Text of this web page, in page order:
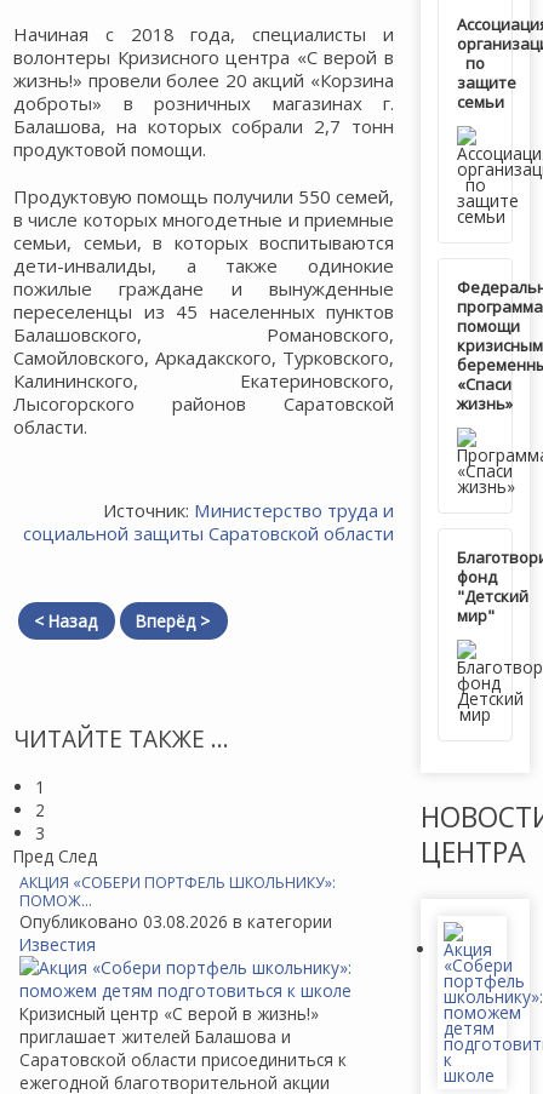
Начиная с 2018 года, специалисты и
волонтеры Кризисного центра «С верой в
жизнь!» провели более 20 акций «Корзина
доброты» в розничных магазинах г.
Балашова, на которых собрали 2,7 тонн
продуктовой помощи.
Продуктовую помощь получили 550 семей,
в числе которых многодетные и приемные
семьи, семьи, в которых воспитываются
дети-инвалиды, а также одинокие
пожилые граждане и вынужденные
переселенцы из 45 населенных пунктов
Балашовского, Романовского,
Самойловского, Аркадакского, Турковского,
Калининского, Екатериновского,
Лысогорского районов Саратовской
области.
Источник: Министерство труда и
социальной защиты Саратовской области
< Назад Вперёд >
ЧИТАЙТЕ ТАКЖЕ ...
1
2
3
Пред След
АКЦИЯ «СОБЕРИ ПОРТФЕЛЬ ШКОЛЬНИКУ»:
ПОМОЖ…
Опубликовано 03.08.2026 в категории
Известия
Кризисный центр «С верой в жизнь!»
приглашает жителей Балашова и
Саратовской области присоединиться к
ежегодной благотворительной акции
по
защите
семьи
программа
помощи
кризисным
«Спаси
жизнь»
фонд
"Детский
мир"
ЦЕНТРА